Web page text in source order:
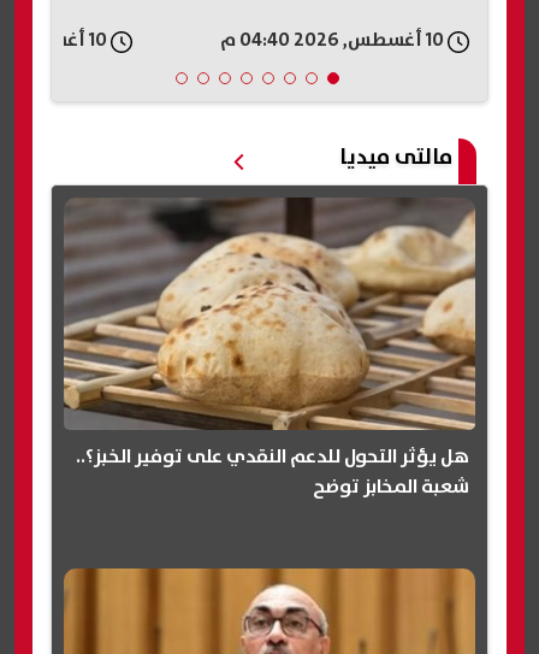
مالتى ميديا
هل يؤثر التحول للدعم النقدي على توفير الخبز؟..
شعبة المخابز توضح